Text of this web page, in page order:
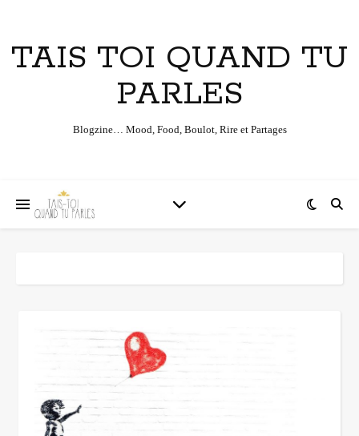
TAIS TOI QUAND TU
PARLES
Blogzine… Mood, Food, Boulot, Rire et Partages